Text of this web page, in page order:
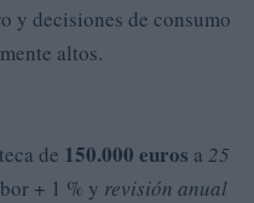
y decisiones de consumo
altos.
de 150.000 euros a 25
+ 1 % y revisión anual